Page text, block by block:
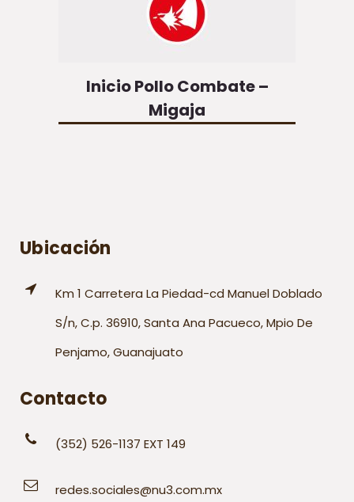
Inicio Pollo Combate –
Migaja
Ubicación
Km 1 Carretera La Piedad-cd Manuel Doblado
S/n, C.p. 36910, Santa Ana Pacueco, Mpio De
Penjamo, Guanajuato
Contacto
(352) 526-1137 EXT 149
redes.sociales@nu3.com.mx